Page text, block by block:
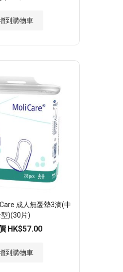
到購物車
成人無憂墊3滴(中
)(30片)
HK$57.00
到購物車